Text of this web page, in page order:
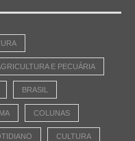
E PECUÁRIA
BRASIL
COLUNAS
CULTURA